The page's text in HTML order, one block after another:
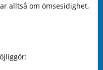
alltså om ömsesidighet,